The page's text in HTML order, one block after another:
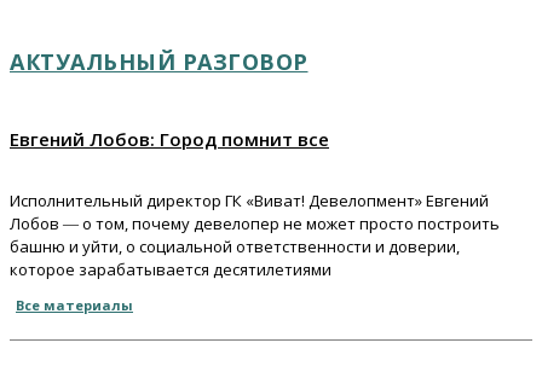
АКТУАЛЬНЫЙ РАЗГОВОР
Евгений Лобов: Город помнит все
Исполнительный директор ГК «Виват! Девелопмент» Евгений
Лобов ― о том, почему девелопер не может просто построить
башню и уйти, о социальной ответственности и доверии,
которое зарабатывается десятилетиями
Все материалы